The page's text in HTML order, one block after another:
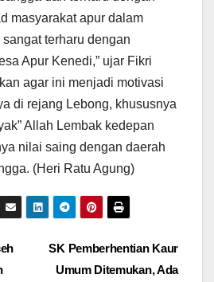
masyarakat apur dalam
sangat terharu dengan
Apur Kenedi,” ujar Fikri
agar ini menjadi motivasi
di rejang Lebong, khususnya
Allah Lembak kedepan
nilai saing dengan daerah
(Heri Ratu Agung)
SK Pemberhentian Kaur
Umum Ditemukan, Ada